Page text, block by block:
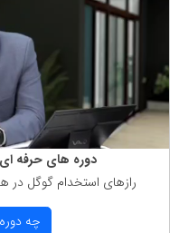
دوره های حرفه
رازهای استخدام گوگل در
چه